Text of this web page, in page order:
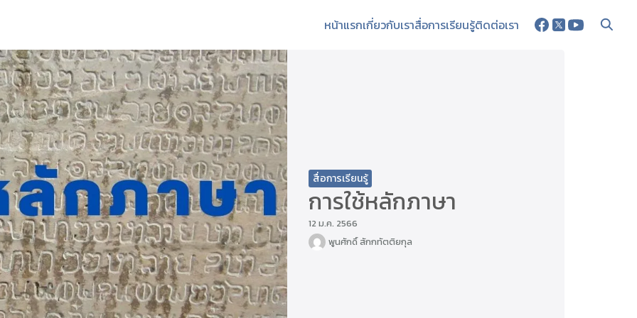
หน้าแรกเกี่ยวกับเราสื่อการเรียนรู้ติดต่อเรา
สื่อการเรียนรู้
การใช้หลักภาษา
12 ม.ค. 2566
พูนศักดิ์ สักกทัตติยกุล